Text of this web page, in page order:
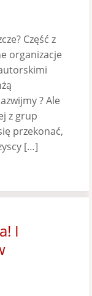
Część z
organizacje
? Ale
z grup
przekonać,
[…]
I